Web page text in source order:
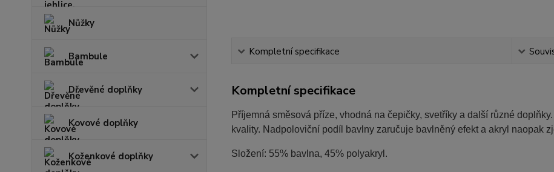
Nůžky
Bambule
Dřevěné doplňky
Kovové doplňky
Koženkové doplňky
Kompletní specifikace
Kompletní specifikace
Příjemná směsová příze, vhodná na čepičky, svetříky a další různé
kvality. Nadpoloviční podíl bavlny zaručuje bavlněný efekt a akryl naopak
Složení: 55% bavlna, 45% polyakryl.